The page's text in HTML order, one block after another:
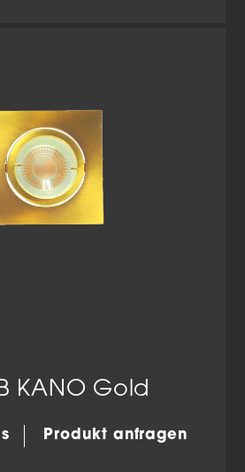
KANO Gold
Produkt anfragen